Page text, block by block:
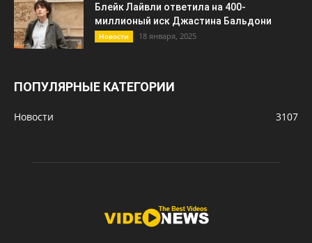
Блейк Лайвли ответила на 400-
миллионый иск Джастина Бальдони
Новости 18 января, 2025
ПОПУЛЯРНЫЕ КАТЕГОРИИ
Новости 3107